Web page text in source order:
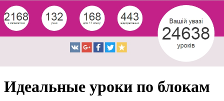
Идеальные уроки по блокам